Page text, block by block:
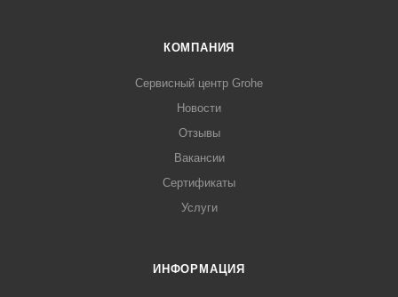
КОМПАНИЯ
Сервисный центр Grohe
Новости
Отзывы
Вакансии
Сертификаты
Услуги
ИНФОРМАЦИЯ